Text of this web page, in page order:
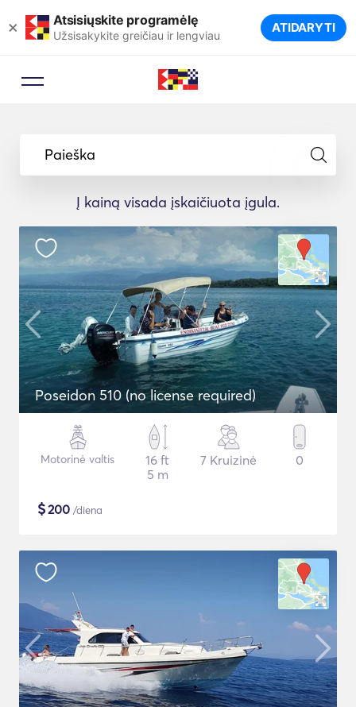
× Atsisiųskite programėlę
Užsisakykite greičiau ir lengviau ATIDARYTI
Paieška
Į kainą visada įskaičiuota įgula.
Poseidon 510 (no license required)
Motorinė valtis
16 ft
5 m
7 Kruizinė 0
$200 /diena